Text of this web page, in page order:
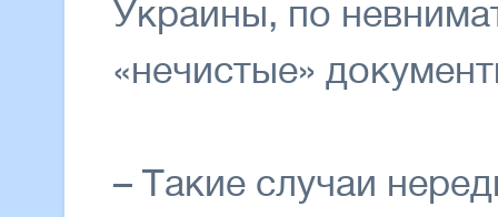
Украины, по
«нечистые»
– Такие случаи